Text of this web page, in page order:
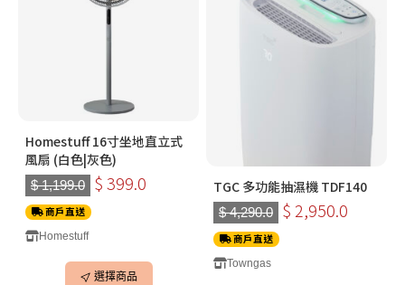
Homestuff 16寸坐地直立式
風扇 (白色|灰色)
$ 1,199.0 $ 399.0
商戶直送
Homestuff
選擇商品
TGC 多功能抽濕機 TDF140
$ 4,290.0 $ 2,950.0
商戶直送
Towngas